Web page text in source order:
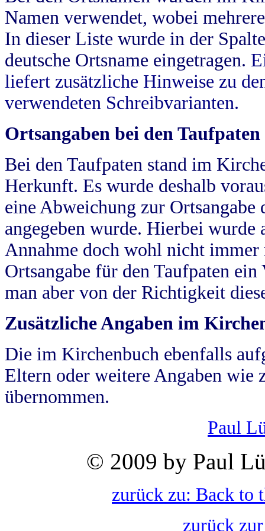
Namen verwendet, wobei
In dieser Liste wurde in der
deutsche Ortsname eingetragen.
liefert zusätzliche Hinweise zu
verwendeten Schreibvarianten.
Ortsangaben bei den Taufpaten
Bei den Taufpaten stand im
Herkunft. Es wurde deshalb
eine Abweichung zur
angegeben wurde. Hierbei wurde
Annahme doch wohl nicht
Ortsangabe für den Taufpaten
man aber von der Richtigkeit
Zusätzliche Angaben im
Die im Kirchenbuch ebenfalls
Eltern oder weitere Angaben wie
übernommen.
Paul
© 2009 by Paul
zurück zu: Back to
zurück